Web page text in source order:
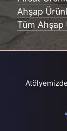
Ahşap
Tüm Ahşap